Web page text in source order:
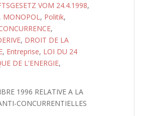
VOM 24.4.1998,
, MONOPOL, Politik,
,
, DROIT DE LA
, Entreprise, LOI DU 24
DE L'ENERGIE,
1996 RELATIVE A LA
CONCURRENTIELLES